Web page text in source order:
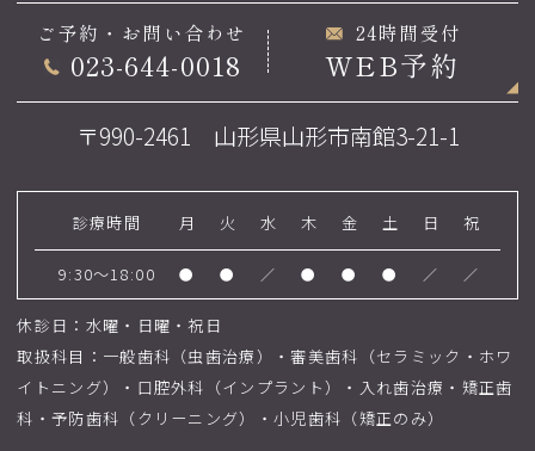
ご予約・お問い合わせ
023-644-0018
24時間受付
WEB予約
〒990-2461 山形県山形市南館3-21-1
診療時間 月 火 水 木 金 土 日 祝
9:30～18:00 ● ● ／ ● ● ● ／ ／
休診日：水曜・日曜・祝日
取扱科目：一般歯科（虫歯治療）・審美歯科（セラミック・ホワ
イトニング）・口腔外科（インプラント）・入れ歯治療・矯正歯
科・予防歯科（クリーニング）・小児歯科（矯正のみ）